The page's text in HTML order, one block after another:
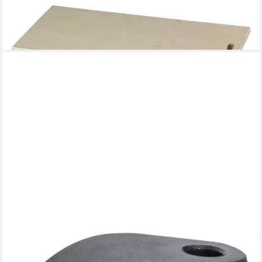
Möbelrolle Möbelroller 25 x 50 cm Tragkr.80 kg
14,14 €
lieferbar - in 3-4 Werktagen bei dir
DÖRNER + HELMER
Möbelrolle Doppelrolle Ø 50 mm